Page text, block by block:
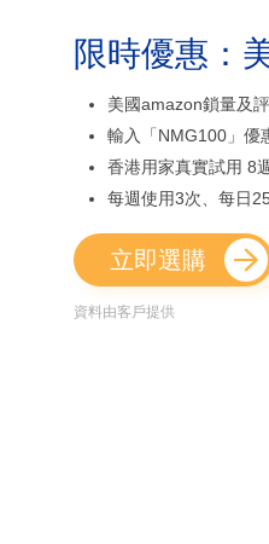
限時優惠：
美國amazon鎖量及
輸入「NMG100」優
香港用家真實試用 8
每週使用3次、每日
立即選購
資料由客戶提供